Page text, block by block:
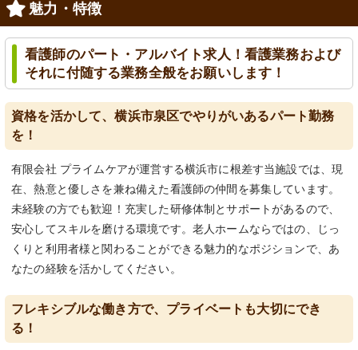
魅力・特徴
看護師のパート・アルバイト求人！看護業務および
それに付随する業務全般をお願いします！
資格を活かして、横浜市泉区でやりがいあるパート勤務
を！
有限会社 プライムケアが運営する横浜市に根差す当施設では、現
在、熱意と優しさを兼ね備えた看護師の仲間を募集しています。
未経験の方でも歓迎！充実した研修体制とサポートがあるので、
安心してスキルを磨ける環境です。老人ホームならではの、じっ
くりと利用者様と関わることができる魅力的なポジションで、あ
なたの経験を活かしてください。
フレキシブルな働き方で、プライベートも大切にでき
る！